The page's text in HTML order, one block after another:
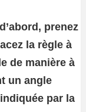
prenez
la règle à
de manière à
un angle
par la